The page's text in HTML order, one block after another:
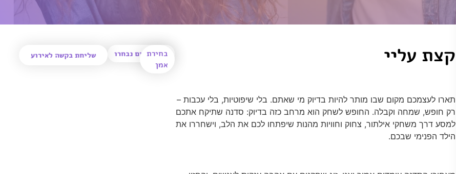
קצת עליי
תארו לעצמכם מקום שבו מותר להיות בדיוק מי שאתם. בלי שיפוטיות, בלי עכבות –
רק חופש, שמחה וקבלה. החופש לשחק הוא מרחב כזה בדיוק: סדנה שתיקח אתכם
למסע דרך משחקי אילתור, צחוק וחוויות מהנות שיפתחו לכם את הלב, וישחררו את
הילד הפנימי שבכם.
בחירת
אמן
0אמנים נבחרו שליחת בקשה לאירוע